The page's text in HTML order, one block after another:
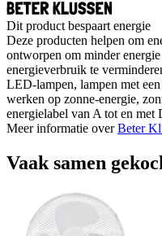
Dit product bespaart energie
Deze producten helpen om
ontworpen om minder
energieverbruik te
LED-lampen, lampen met
werken op zonne-energie,
energielabel van A tot en met
Meer informatie overBeter
Vaak samen